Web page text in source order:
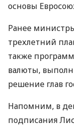
основы
Ранее
трехлетний
также
валюты,
решение глав
Напомним, в
подписания